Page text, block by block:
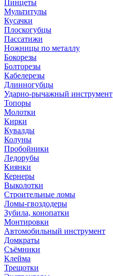
Пинцеты
Мультитулы
Кусачки
Плоскогубцы
Пассатижи
Ножницы по металлу
Бокорезы
Болторезы
Кабелерезы
Длинногубцы
Ударно-рычажный инструмент
Топоры
Молотки
Кирки
Кувалды
Колуны
Пробойники
Ледорубы
Киянки
Кернеры
Выколотки
Строительные ломы
Ломы-гвоздодеры
Зубила, конопатки
Монтировки
Автомобильный инструмент
Домкраты
Съёмники
Клейма
Трещотки